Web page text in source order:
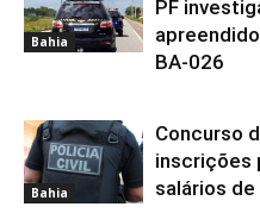
Bahia
PF
BA-026
Bahia
Concurso
inscrições
salários